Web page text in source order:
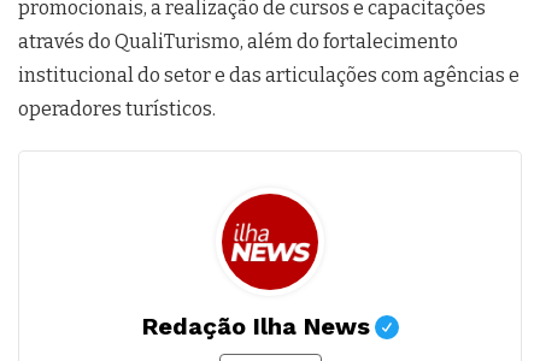
promocionais, a realização de cursos e capacitações
através do QualiTurismo, além do fortalecimento
institucional do setor e das articulações com agências e
operadores turísticos.
Redação Ilha News